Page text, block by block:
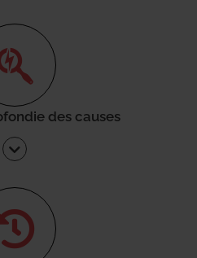
des causes